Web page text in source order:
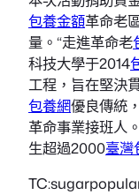
包養金額革命老
量。“走進革命老
科技大學于2014
工程，旨在堅決
包養網優良傳統
革命事業接班人
生超過2000臺灣